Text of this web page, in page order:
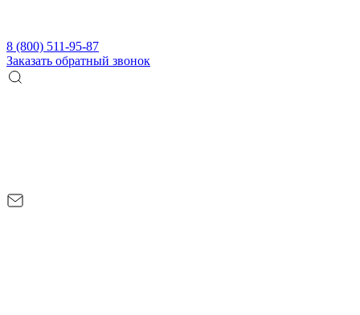
8 (800) 511-95-87
Заказать обратный звонок